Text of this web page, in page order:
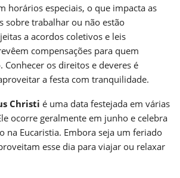
horários especiais, o que impacta as
sobre trabalhar ou não estão
a acordos coletivos e leis
compensações para quem
os direitos e deveres é
a festa com tranquilidade.
Christi é uma data festejada em várias
ocorre geralmente em junho e celebra
na Eucaristia. Embora seja um feriado
esse dia para viajar ou relaxar